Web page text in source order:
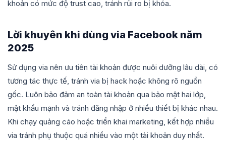
khoản có mức độ trust cao, tránh rủi ro bị khóa.
Lời khuyên khi dùng via Facebook năm
2025
Sử dụng via nên ưu tiên tài khoản được nuôi dưỡng lâu dài, có
tương tác thực tế, tránh via bị hack hoặc không rõ nguồn
gốc. Luôn bảo đảm an toàn tài khoản qua bảo mật hai lớp,
mật khẩu mạnh và tránh đăng nhập ở nhiều thiết bị khác nhau.
Khi chạy quảng cáo hoặc triển khai marketing, kết hợp nhiều
via tránh phụ thuộc quá nhiều vào một tài khoản duy nhất.